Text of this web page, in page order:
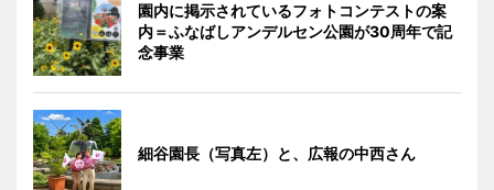
園内に掲示されているフォトコンテストの案
内＝ふなばしアンデルセン公園が30周年で記
念事業
細谷園長（写真左）と、広報の中西さん